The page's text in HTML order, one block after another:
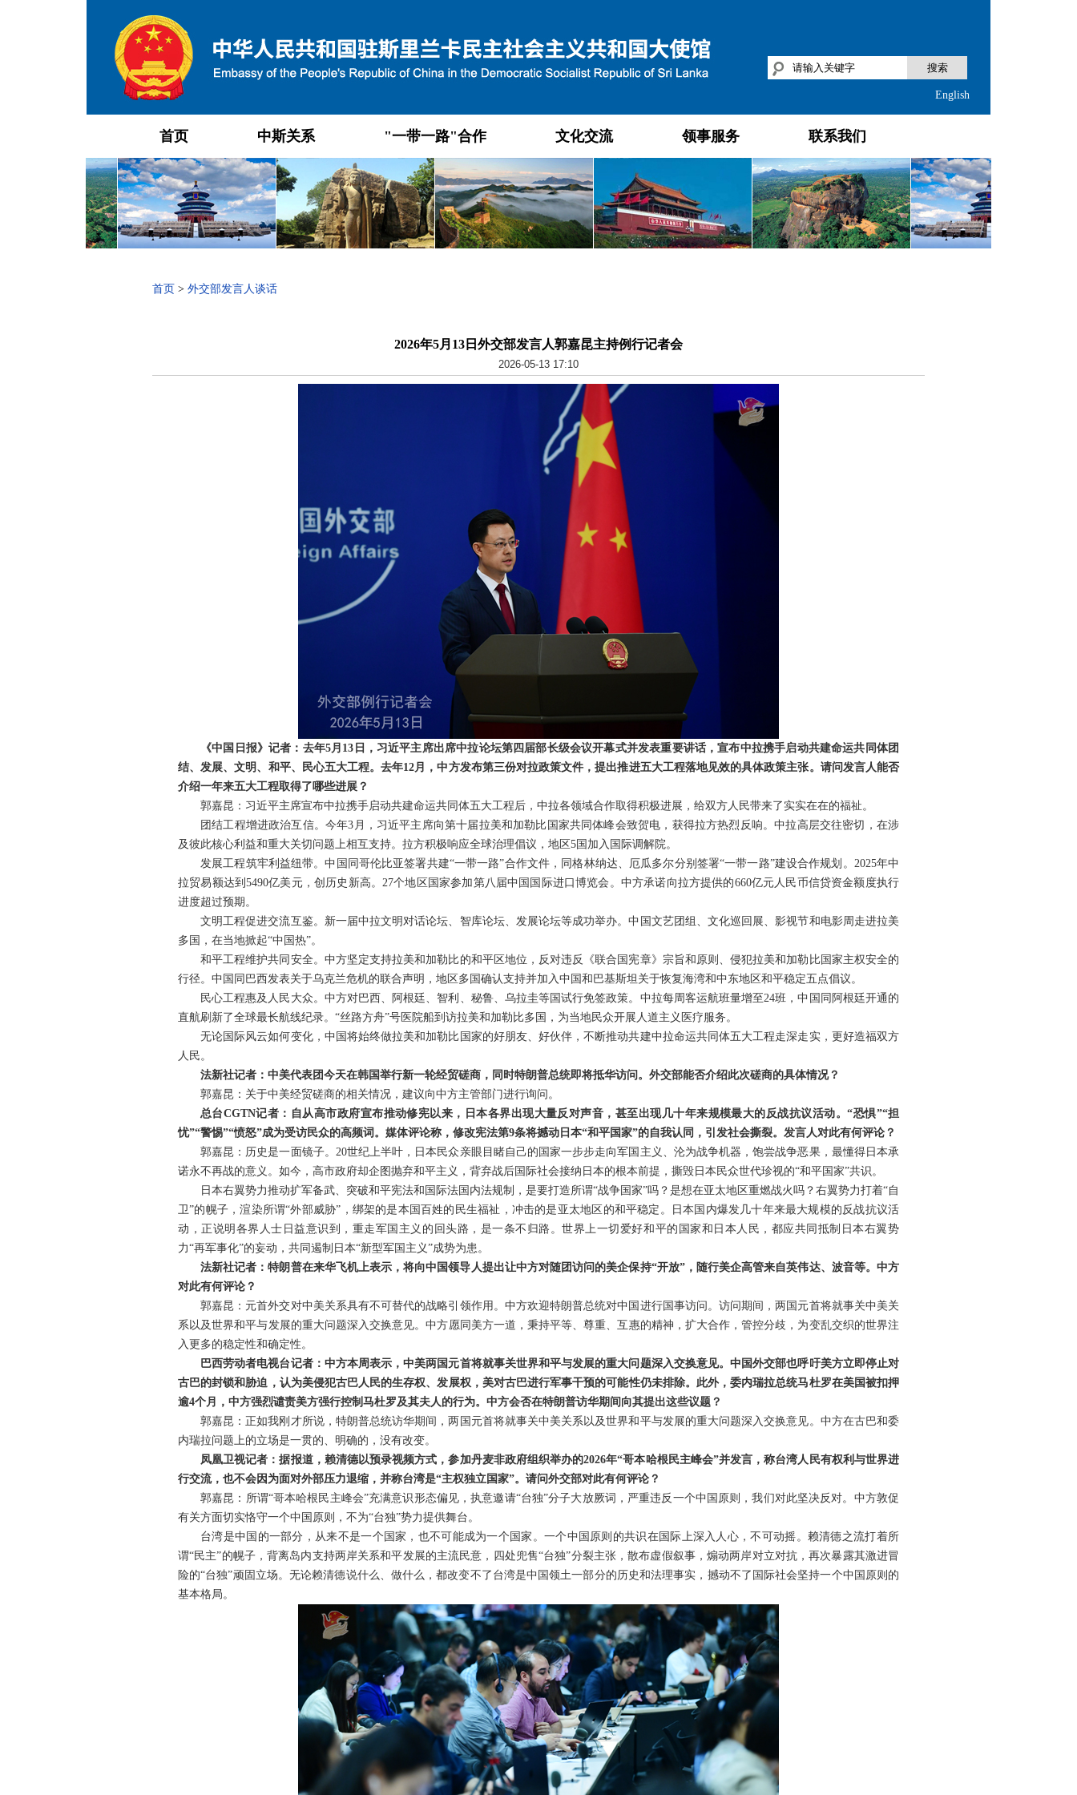
搜索
English
首页 中斯关系 "一带一路"合作 文化交流 领事服务 联系我们
首页 > 外交部发言人谈话
2026年5月13日外交部发言人郭嘉昆主持例行记者会
2026-05-13 17:10
《中国日报》记者：去年5月13日，习近平主席出席中拉论坛第四届部长级会议开幕式并发表重要讲话，宣布中拉携手启动共建命运共同体团
结、发展、文明、和平、民心五大工程。去年12月，中方发布第三份对拉政策文件，提出推进五大工程落地见效的具体政策主张。请问发言人能否
介绍一年来五大工程取得了哪些进展？
郭嘉昆：习近平主席宣布中拉携手启动共建命运共同体五大工程后，中拉各领域合作取得积极进展，给双方人民带来了实实在在的福祉。
团结工程增进政治互信。今年3月，习近平主席向第十届拉美和加勒比国家共同体峰会致贺电，获得拉方热烈反响。中拉高层交往密切，在涉
及彼此核心利益和重大关切问题上相互支持。拉方积极响应全球治理倡议，地区5国加入国际调解院。
发展工程筑牢利益纽带。中国同哥伦比亚签署共建“一带一路”合作文件，同格林纳达、厄瓜多尔分别签署“一带一路”建设合作规划。2025年中
拉贸易额达到5490亿美元，创历史新高。27个地区国家参加第八届中国国际进口博览会。中方承诺向拉方提供的660亿元人民币信贷资金额度执行
进度超过预期。
文明工程促进交流互鉴。新一届中拉文明对话论坛、智库论坛、发展论坛等成功举办。中国文艺团组、文化巡回展、影视节和电影周走进拉美
多国，在当地掀起“中国热”。
和平工程维护共同安全。中方坚定支持拉美和加勒比的和平区地位，反对违反《联合国宪章》宗旨和原则、侵犯拉美和加勒比国家主权安全的
行径。中国同巴西发表关于乌克兰危机的联合声明，地区多国确认支持并加入中国和巴基斯坦关于恢复海湾和中东地区和平稳定五点倡议。
民心工程惠及人民大众。中方对巴西、阿根廷、智利、秘鲁、乌拉圭等国试行免签政策。中拉每周客运航班量增至24班，中国同阿根廷开通的
直航刷新了全球最长航线纪录。“丝路方舟”号医院船到访拉美和加勒比多国，为当地民众开展人道主义医疗服务。
无论国际风云如何变化，中国将始终做拉美和加勒比国家的好朋友、好伙伴，不断推动共建中拉命运共同体五大工程走深走实，更好造福双方
人民。
法新社记者：中美代表团今天在韩国举行新一轮经贸磋商，同时特朗普总统即将抵华访问。外交部能否介绍此次磋商的具体情况？
郭嘉昆：关于中美经贸磋商的相关情况，建议向中方主管部门进行询问。
总台CGTN记者：自从高市政府宣布推动修宪以来，日本各界出现大量反对声音，甚至出现几十年来规模最大的反战抗议活动。“恐惧”“担
忧”“警惕”“愤怒”成为受访民众的高频词。媒体评论称，修改宪法第9条将撼动日本“和平国家”的自我认同，引发社会撕裂。发言人对此有何评论？
郭嘉昆：历史是一面镜子。20世纪上半叶，日本民众亲眼目睹自己的国家一步步走向军国主义、沦为战争机器，饱尝战争恶果，最懂得日本承
诺永不再战的意义。如今，高市政府却企图抛弃和平主义，背弃战后国际社会接纳日本的根本前提，撕毁日本民众世代珍视的“和平国家”共识。
日本右翼势力推动扩军备武、突破和平宪法和国际法国内法规制，是要打造所谓“战争国家”吗？是想在亚太地区重燃战火吗？右翼势力打着“自
卫”的幌子，渲染所谓“外部威胁”，绑架的是本国百姓的民生福祉，冲击的是亚太地区的和平稳定。日本国内爆发几十年来最大规模的反战抗议活
动，正说明各界人士日益意识到，重走军国主义的回头路，是一条不归路。世界上一切爱好和平的国家和日本人民，都应共同抵制日本右翼势
力“再军事化”的妄动，共同遏制日本“新型军国主义”成势为患。
法新社记者：特朗普在来华飞机上表示，将向中国领导人提出让中方对随团访问的美企保持“开放”，随行美企高管来自英伟达、波音等。中方
对此有何评论？
郭嘉昆：元首外交对中美关系具有不可替代的战略引领作用。中方欢迎特朗普总统对中国进行国事访问。访问期间，两国元首将就事关中美关
系以及世界和平与发展的重大问题深入交换意见。中方愿同美方一道，秉持平等、尊重、互惠的精神，扩大合作，管控分歧，为变乱交织的世界注
入更多的稳定性和确定性。
巴西劳动者电视台记者：中方本周表示，中美两国元首将就事关世界和平与发展的重大问题深入交换意见。中国外交部也呼吁美方立即停止对
古巴的封锁和胁迫，认为美侵犯古巴人民的生存权、发展权，美对古巴进行军事干预的可能性仍未排除。此外，委内瑞拉总统马杜罗在美国被扣押
逾4个月，中方强烈谴责美方强行控制马杜罗及其夫人的行为。中方会否在特朗普访华期间向其提出这些议题？
郭嘉昆：正如我刚才所说，特朗普总统访华期间，两国元首将就事关中美关系以及世界和平与发展的重大问题深入交换意见。中方在古巴和委
内瑞拉问题上的立场是一贯的、明确的，没有改变。
凤凰卫视记者：据报道，赖清德以预录视频方式，参加丹麦非政府组织举办的2026年“哥本哈根民主峰会”并发言，称台湾人民有权利与世界进
行交流，也不会因为面对外部压力退缩，并称台湾是“主权独立国家”。请问外交部对此有何评论？
郭嘉昆：所谓“哥本哈根民主峰会”充满意识形态偏见，执意邀请“台独”分子大放厥词，严重违反一个中国原则，我们对此坚决反对。中方敦促
有关方面切实恪守一个中国原则，不为“台独”势力提供舞台。
台湾是中国的一部分，从来不是一个国家，也不可能成为一个国家。一个中国原则的共识在国际上深入人心，不可动摇。赖清德之流打着所
谓“民主”的幌子，背离岛内支持两岸关系和平发展的主流民意，四处兜售“台独”分裂主张，散布虚假叙事，煽动两岸对立对抗，再次暴露其激进冒
险的“台独”顽固立场。无论赖清德说什么、做什么，都改变不了台湾是中国领土一部分的历史和法理事实，撼动不了国际社会坚持一个中国原则的
基本格局。